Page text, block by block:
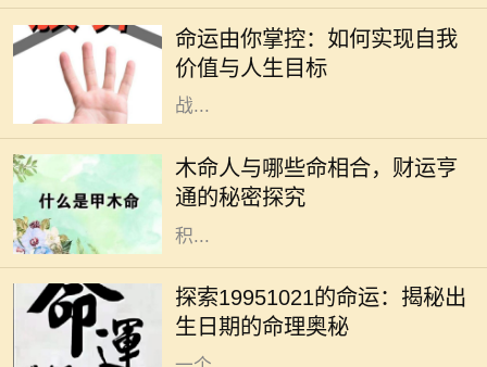
命运由你掌控：如何实现自我
价值与人生目标
神秘力量，既像一位无形的导演，又
似一阵不可捉摸的风。在我们的生命
旅程中，命运的桥梁常常将机遇与挑
战...
木命人与哪些命相合，财运亨
通的秘密探究
在五行中，木命的人代表着生机与希
望，他们的性格多半温和、善良、乐
于助人。然而，木命人的财运虽然有
其独特优势，但若要实现更大的财富
积...
探索19951021的命运：揭秘出
生日期的命理奥秘
每个人都有自己独特的生命轨迹，而
命理学恰恰能够帮助我们看清自己生
命中的某些特质与潜力。1995年10
月21日这个特别的日期，不仅代表着